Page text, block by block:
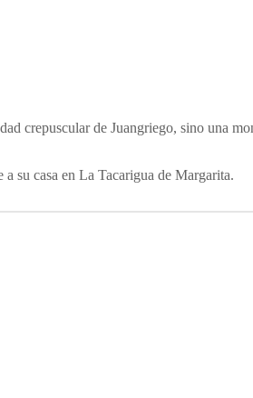
crepuscular de Juangriego, sino una
su casa en La Tacarigua de Margarita.